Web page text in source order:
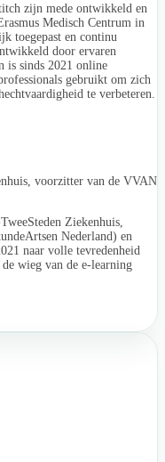
zijn mede ontwikkeld en
Medisch Centrum in
toegepast en continu
door ervaren
is sinds 2021 online
gebruikt om zich
te verbeteren.
voorzitter van de VVAN
Ziekenhuis,
Nederland) en
naar volle tevredenheid
de wieg van de e-learning